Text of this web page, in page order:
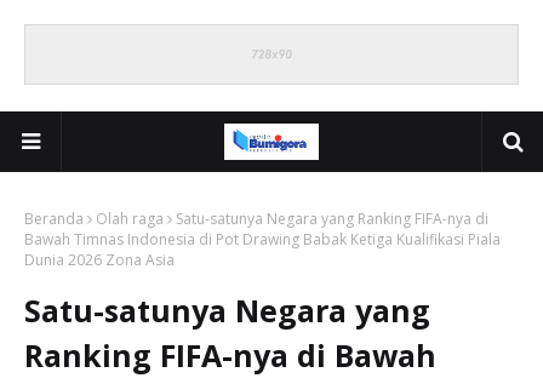
Beranda Olah raga
Satu-satunya Negara yang Ranking FIFA-nya di
Bawah Timnas Indonesia di Pot Drawing Babak Ketiga Kualifikasi Piala
Dunia 2026 Zona Asia
Satu-satunya Negara yang
Ranking FIFA-nya di Bawah